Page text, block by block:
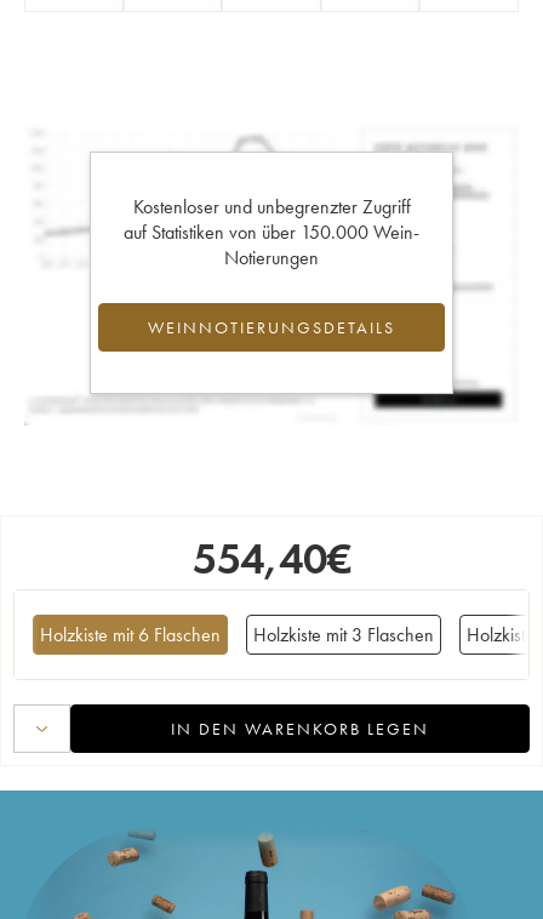
Kostenloser und unbegrenzter Zugriff
auf Statistiken von über 150.000 Wein-
Notierungen
WEINNOTIERUNGSDETAILS
554,40€
Holzkiste mit 6 Flaschen Holzkiste mit 3 Flaschen Holzkiste
IN DEN WARENKORB LEGEN